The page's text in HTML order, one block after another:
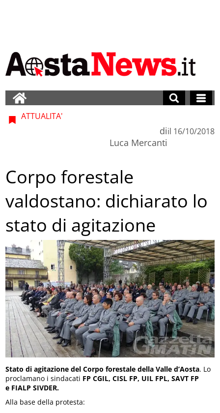
ATTUALITA'
di
Luca Mercanti
il 16/10/2018
Corpo forestale
valdostano: dichiarato lo
stato di agitazione
Stato di agitazione del Corpo forestale della Valle d’Aosta. Lo
proclamano i sindacati FP CGIL,CISL FP, UIL FPL,SAVT FP
e FIALP SIVDER.
Alla base della protesta: